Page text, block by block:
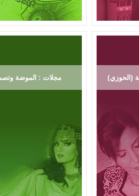
مجلات : الموضة (الحوزي)